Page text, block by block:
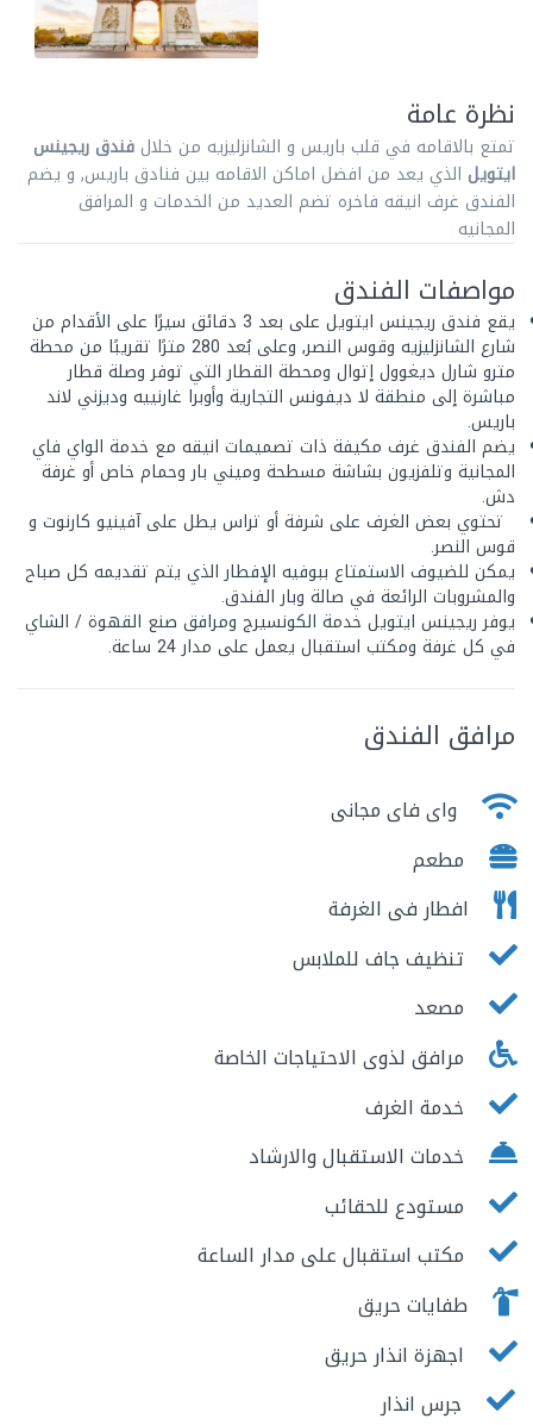
نظرة عامة
تمتع بالاقامه في قلب باريس و الشانزليزيه من خلالفندق ريجينس
ايتويل الذي يعد من افضل اماكن الاقامه بين فنادق باريس, و يضم
الفندق غرف انيقه فاخره تضم العديد من الخدمات و المرافق
المجانيه
مواصفات الفندق
يقع فندق ريجينس ايتويل على بعد 3 دقائق سيرًا على الأقدام من
شارع الشانزليزيه وقوس النصر, وعلى بُعد 280 مترًا تقريبًا من محطة
مترو شارل ديغوول إتوال ومحطة القطار التي توفر وصلة قطار
مباشرة إلى منطقة لا ديفونس التجارية وأوبرا غارنييه وديزني لاند
باريس.
يضم الفندق غرف مكيفة ذات تصميمات انيقه مع خدمة الواي فاي
المجانية وتلفزيون بشاشة مسطحة وميني بار وحمام خاص أو غرفة
دش.
تحتوي بعض الغرف على شرفة أو تراس يطل على آفينيو كارنوت و
قوس النصر.
يمكن للضيوف الاستمتاع ببوفيه الإفطار الذي يتم تقديمه كل صباح
والمشروبات الرائعة في صالة وبار الفندق.
يوفر ريجينس ايتويل خدمة الكونسيرج ومرافق صنع القهوة / الشاي
في كل غرفة ومكتب استقبال يعمل على مدار 24 ساعة.
مرافق الفندق
واى فاى مجانى
مطعم
افطار فى الغرفة
تنظيف جاف للملابس
مصعد
مرافق لذوى الاحتياجات الخاصة
خدمة الغرف
خدمات الاستقبال والارشاد
مستودع للحقائب
مكتب استقبال على مدار الساعة
طفايات حريق
اجهزة انذار حريق
جرس انذار